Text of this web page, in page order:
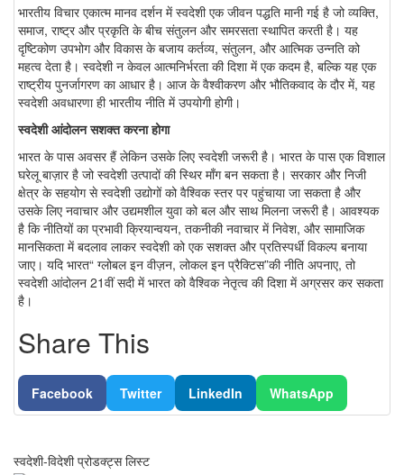
भारतीय विचार एकात्म मानव दर्शन में स्वदेशी एक जीवन पद्धति मानी गई है जो व्यक्ति,
समाज, राष्ट्र और प्रकृति के बीच संतुलन और समरसता स्थापित करती है। यह
दृष्टिकोण उपभोग और विकास के बजाय कर्तव्य, संतुलन, और आत्मिक उन्नति को
महत्व देता है। स्वदेशी न केवल आत्मनिर्भरता की दिशा में एक कदम है, बल्कि यह एक
राष्ट्रीय पुनर्जागरण का आधार है। आज के वैश्वीकरण और भौतिकवाद के दौर में, यह
स्वदेशी अवधारणा ही भारतीय नीति में उपयोगी होगी।
स्वदेशी आंदोलन सशक्त करना होगा
भारत के पास अवसर हैं लेकिन उसके लिए स्वदेशी जरूरी है। भारत के पास एक विशाल
घरेलू बाज़ार है जो स्वदेशी उत्पादों की स्थिर माँग बन सकता है। सरकार और निजी
क्षेत्र के सहयोग से स्वदेशी उद्योगों को वैश्विक स्तर पर पहुंचाया जा सकता है और
उसके लिए नवाचार और उद्यमशील युवा को बल और साथ मिलना जरूरी है। आवश्यक
है कि नीतियों का प्रभावी क्रियान्वयन, तकनीकी नवाचार में निवेश, और सामाजिक
मानसिकता में बदलाव लाकर स्वदेशी को एक सशक्त और प्रतिस्पर्धी विकल्प बनाया
जाए। यदि भारत“ ग्लोबल इन वीज़न, लोकल इन प्रैक्टिस”की नीति अपनाए, तो
स्वदेशी आंदोलन 21वीं सदी में भारत को वैश्विक नेतृत्व की दिशा में अग्रसर कर सकता
है।
Share This
Facebook Twitter LinkedIn WhatsApp
स्वदेशी-विदेशी प्रोडक्ट्स लिस्ट